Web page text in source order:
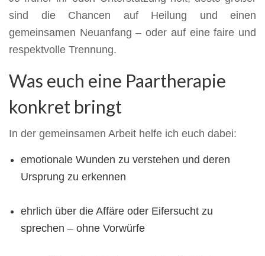
sind die Chancen auf Heilung und einen
gemeinsamen Neuanfang – oder auf eine faire und
respektvolle Trennung.
Was euch eine Paartherapie
konkret bringt
In der gemeinsamen Arbeit helfe ich euch dabei:
emotionale Wunden zu verstehen und deren
Ursprung zu erkennen
ehrlich über die Affäre oder Eifersucht zu
sprechen – ohne Vorwürfe